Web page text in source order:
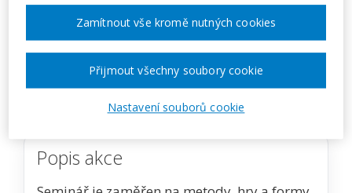
16900 Kč
Zobrazit akci na webu pořadatele
Popis akce
Nastavení souborů cookie
Zamítnout vše kromě nutných cookies
Přijmout všechny soubory cookie